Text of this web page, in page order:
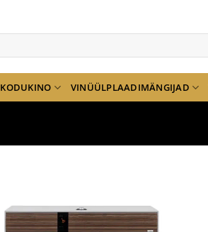
KODUKINO VINÜÜLPLAADIMÄNGIJAD